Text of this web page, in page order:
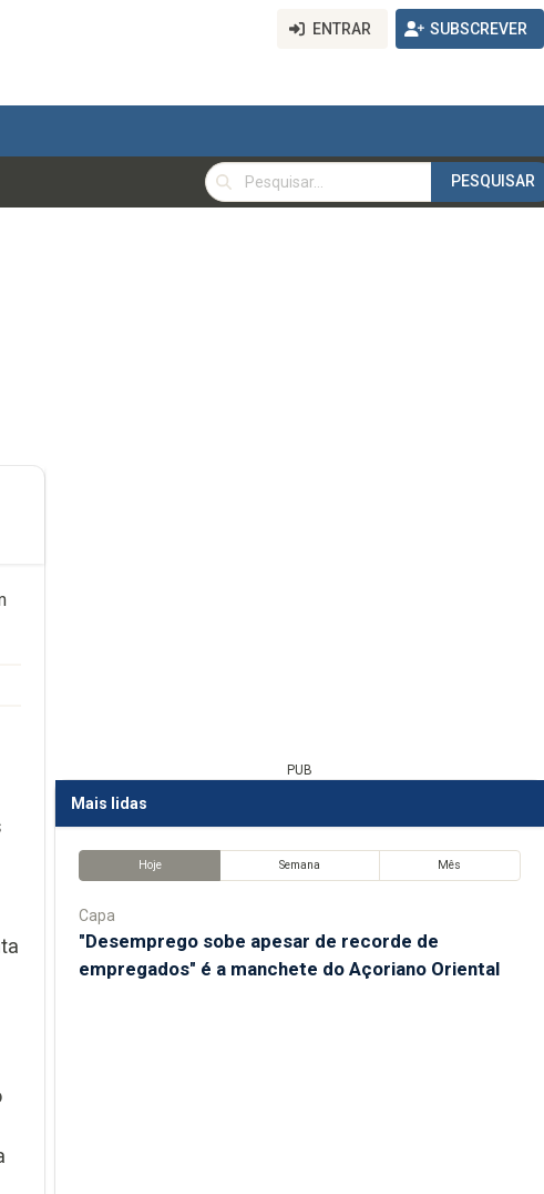
ENTRAR SUBSCREVER
PESQUISAR
PESQUISAR
PUB
Mais lidas
Hoje Semana Mês
Capa
"Desemprego sobe apesar de recorde de
empregados" é a manchete do Açoriano Oriental